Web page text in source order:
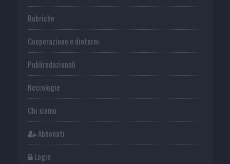
Rubriche
Cooperazione e dintorni
Publiredazionali
Necrologie
Chi siamo
Abbonati
Login